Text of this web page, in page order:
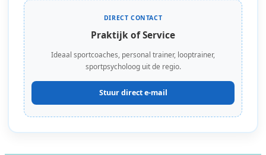
DIRECT CONTACT
Praktijk of Service
Ideaal sportcoaches, personal trainer, looptrainer,
sportpsycholoog uit de regio.
Stuur direct e-mail